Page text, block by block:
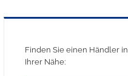
Finden Sie einen Händler in
Ihrer Nähe: